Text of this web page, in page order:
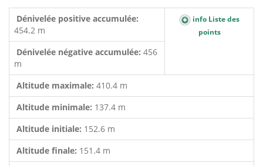
Dénivelée positive accumulée:
454.2 m
info Liste des
points
Dénivelée négative accumulée: 456
m
Altitude maximale: 410.4 m
Altitude minimale: 137.4 m
Altitude initiale: 152.6 m
Altitude finale: 151.4 m